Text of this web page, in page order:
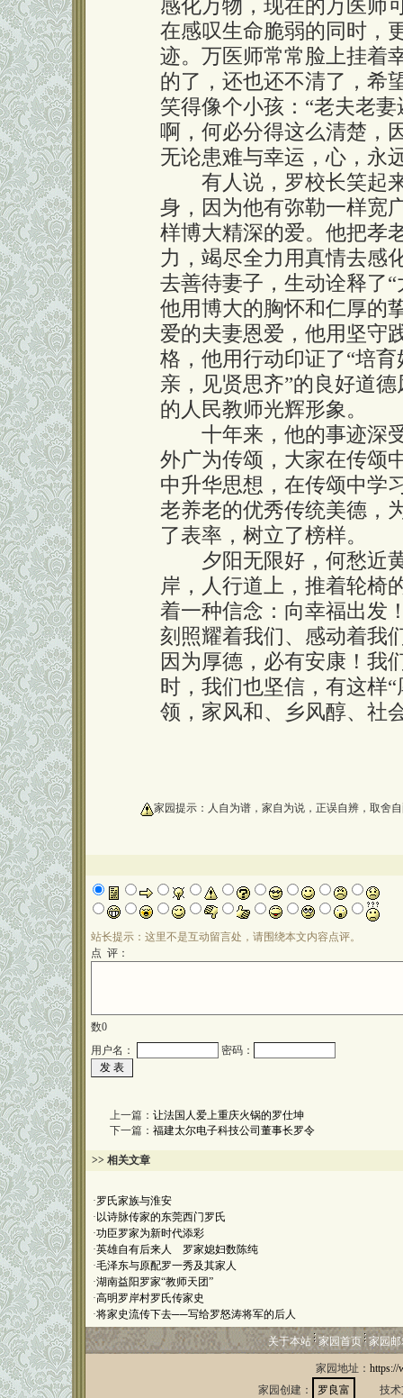
感化万物，现在的万医师
在感叹生命脆弱的同时，
迹。万医师常常脸上挂着
的了，还也还不清了，希
笑得像个小孩：“老夫老
啊，何必分得这么清楚，
无论患难与幸运，心，永
有人说，罗校长笑起来
身，因为他有弥勒一样宽
样博大精深的爱。他把孝
力，竭尽全力用真情去感
去善待妻子，生动诠释了
他用博大的胸怀和仁厚的
爱的夫妻恩爱，他用坚守
格，他用行动印证了“培
亲，见贤思齐”的良好道
的人民教师光辉形象。
十年来，他的事迹深受
外广为传颂，大家在传颂
中升华思想，在传颂中学
老养老的优秀传统美德，
了表率，树立了榜样。
夕阳无限好，何愁近黄
岸，人行道上，推着轮椅
着一种信念：向幸福出发
刻照耀着我们、感动着我
因为厚德，必有安康！我
时，我们也坚信，有这样
领，家风和、乡风醇、社
家园提示：人自为谱，家自为说，正误自辨，取舍
站长提示：这里不是互动留言处，请围绕本文内容点评。
点 评：
数0
用户名：
密码：
上一篇： 让法国人爱上重庆火锅的罗仕坤
下一篇： 福建太尔电子科技公司董事长罗令
>> 相关文章
·罗氏家族与淮安
· 以诗脉传家的东莞西门罗氏
·功臣罗家为新时代添彩
·英雄自有后来人 罗家媳妇数陈纯
·毛泽东与原配罗一秀及其家人
·湖南益阳罗家“教师天团”
·高明罗岸村罗氏传家史
·将家史流传下去──写给罗怒涛将军的后人
关于本站 家园首页 家园
家园地址： https://
家园创建：
罗良富 技术